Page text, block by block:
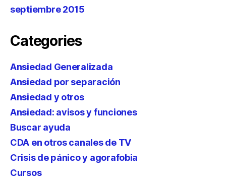
septiembre 2015
Categories
Ansiedad Generalizada
Ansiedad por separación
Ansiedad y otros
Ansiedad: avisos y funciones
Buscar ayuda
CDA en otros canales de TV
Crisis de pánico y agorafobia
Cursos